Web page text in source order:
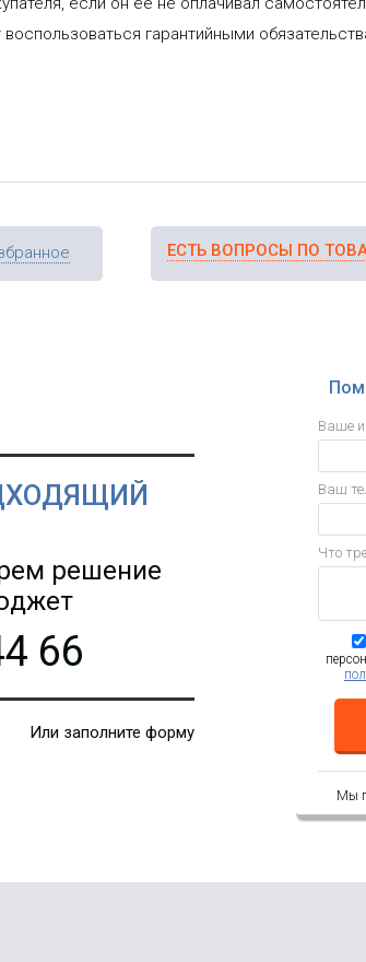
воспользоваться гарантийными
ЕСТЬ ВОПРОСЫ ПО
решение
66
Или заполните форму
Ваше
Ваш
Что
Мы